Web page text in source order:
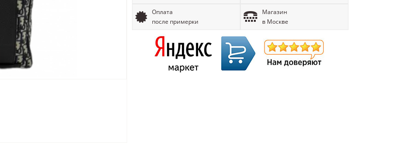
Оплата
после примерки
Магазин
в Москве